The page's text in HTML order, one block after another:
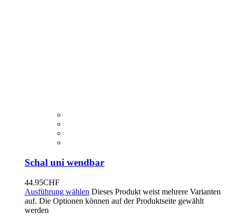
Schal uni wendbar
44.95CHF
Ausführung wählen Dieses Produkt weist mehrere Varianten
auf. Die Optionen können auf der Produktseite gewählt
werden